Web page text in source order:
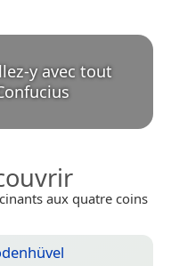
y avec tout
aux quatre coins